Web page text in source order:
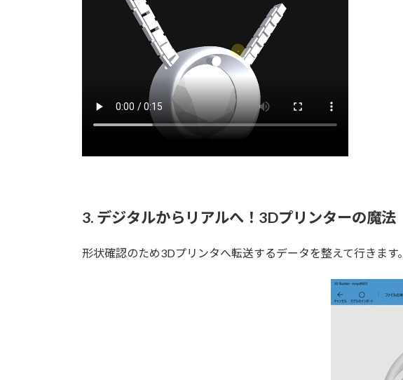
3. デジタルからリアルへ！3Dプリンターの魔法
形状確認のため3Dプリンタへ転送するデータを整えて行きます。